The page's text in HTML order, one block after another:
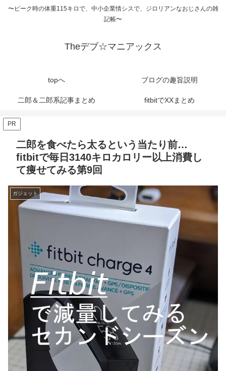
〜ピーク時の体重115キロで、中小企業情シスで、ジロリアンなおじさんの雑
記帳〜
Theデブ☆マニアックス
topへ ブログの趣旨説明
二郎＆二郎系記事まとめ fitbitでXXまとめ
PR
二郎を食べたら太るという当たり前…
fitbitで毎日3140キロカロリー以上消費し
て痩せてみる第9回
ガジェット